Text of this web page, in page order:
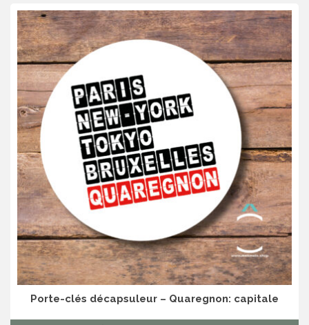
Porte-clés décapsuleur – Quaregnon: capitale